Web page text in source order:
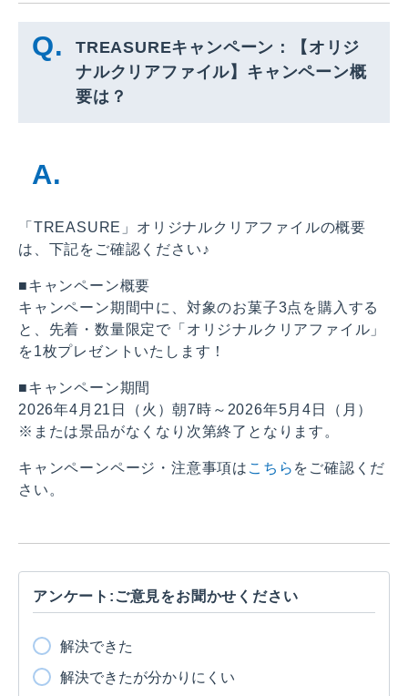
TREASUREキャンペーン：【オリジ
ナルクリアファイル】キャンペーン概
要は？
「TREASURE」オリジナルクリアファイルの概要
は、下記をご確認ください♪
■キャンペーン概要
キャンペーン期間中に、対象のお菓子3点を購入する
と、先着・数量限定で「オリジナルクリアファイル」
を1枚プレゼントいたします！
■キャンペーン期間
2026年4月21日（火）朝7時～2026年5月4日（月）
※または景品がなくなり次第終了となります。
キャンペーンページ・注意事項は こちら をご確認くだ
さい。
アンケート:ご意見をお聞かせください
解決できた
解決できたが分かりにくい